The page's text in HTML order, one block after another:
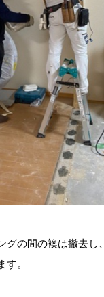
グの間の襖は撤去し、
。